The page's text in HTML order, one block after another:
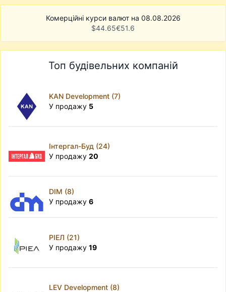
Комерційні курси валют на 08.08.2026
$44.65€51.6
Топ будівельних компаній
KAN Development (7)
У продажу 5
Інтергал-Буд (24)
У продажу 20
DIM (8)
У продажу 6
РІЕЛ (21)
У продажу 19
LEV Development (8)